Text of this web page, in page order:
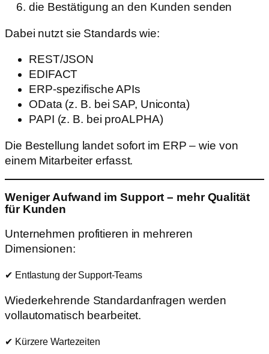
die Bestätigung an den Kunden senden
Dabei nutzt sie Standards wie:
REST/JSON
EDIFACT
ERP-spezifische APIs
OData (z. B. bei SAP, Uniconta)
PAPI (z. B. bei proALPHA)
Die Bestellung landet sofort im ERP – wie von
einem Mitarbeiter erfasst.
Weniger Aufwand im Support – mehr Qualität
für Kunden
Unternehmen profitieren in mehreren
Dimensionen:
✔ Entlastung der Support-Teams
Wiederkehrende Standardanfragen werden
vollautomatisch bearbeitet.
✔ Kürzere Wartezeiten